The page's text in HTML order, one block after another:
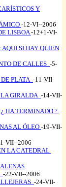
Y
-12-VI--2006
LISBOA-12+1-VI-
AQUI SI HAY QUIEN
DE CALLES -5-
PLATA -11-VII-
GIRALDA -14-VII-
HA TERMINADO ?
AL ÓLEO -19-VII-
VII--2006
LA CATEDRAL
-22-VII--2006
-24-VII-